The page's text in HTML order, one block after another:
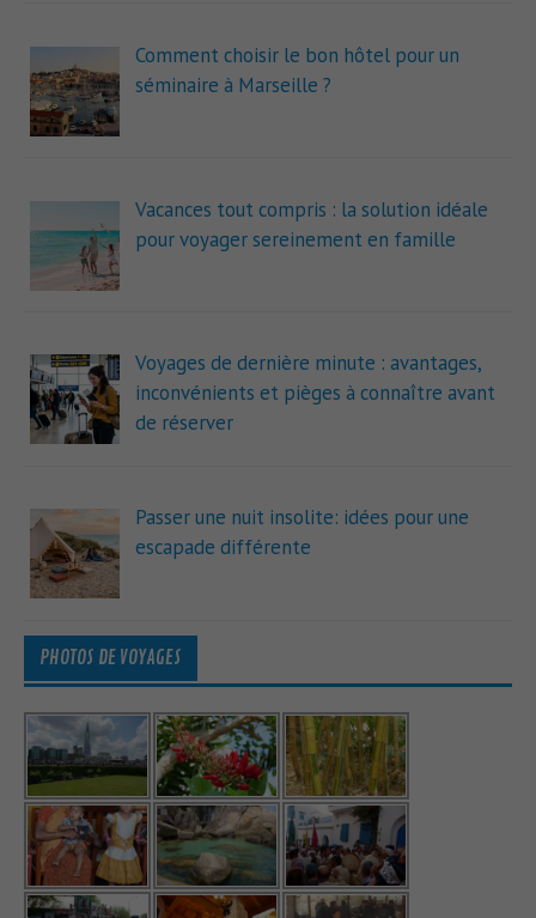
Comment choisir le bon hôtel pour un
séminaire à Marseille ?
Vacances tout compris : la solution idéale
pour voyager sereinement en famille
Voyages de dernière minute : avantages,
inconvénients et pièges à connaître avant
de réserver
Passer une nuit insolite: idées pour une
escapade différente
PHOTOS DE VOYAGES